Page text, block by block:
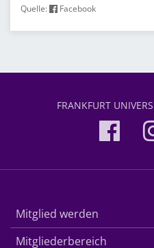
Quelle: Facebook
FRANKFURT
Mitglied werden
Mitgliederbereich